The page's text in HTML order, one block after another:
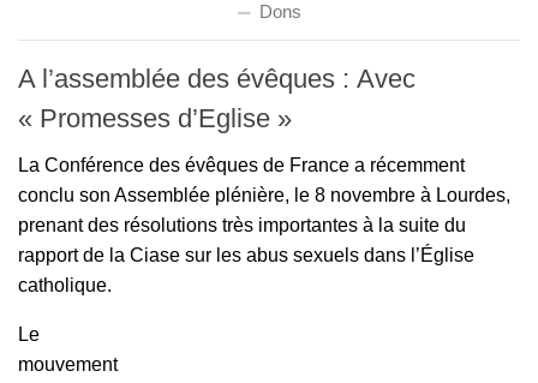
Dons
A l’assemblée des évêques : Avec
« Promesses d’Eglise »
La Conférence des évêques de France a récemment
conclu son Assemblée plénière, le 8 novembre à Lourdes,
prenant des résolutions très importantes à la suite du
rapport de la Ciase sur les abus sexuels dans l’Église
catholique.
Le
mouvement